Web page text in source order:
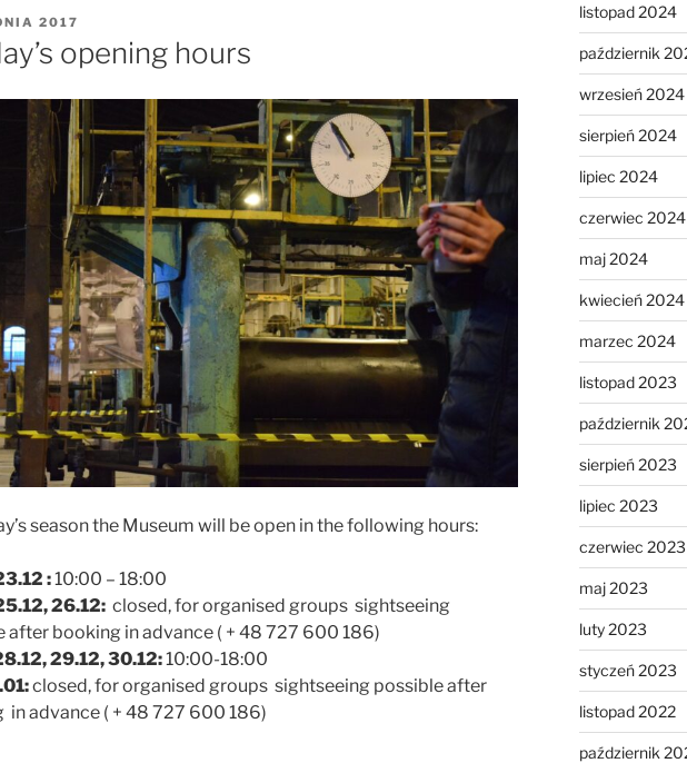
2017
opening hours
season the Museum will be open in the following hours:
:10:00 – 18:00
26.12: closed, for organised groups sightseeing
after booking in advance ( + 48 727 600 186)
29.12, 30.12:10:00-18:00
closed, for organised groups sightseeing possible after
in advance ( + 48 727 600 186)
listopad 2024
październik
wrzesień 2024
sierpień 2024
lipiec 2024
czerwiec 2024
maj 2024
kwiecień 2024
marzec 2024
listopad 2023
październik
sierpień 2023
lipiec 2023
czerwiec 2023
maj 2023
luty 2023
styczeń 2023
listopad 2022
październik